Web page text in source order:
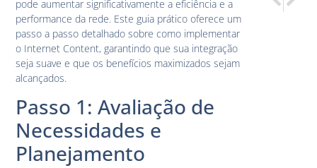
pode aumentar significativamente a eficiência e a
performance da rede. Este guia prático oferece um
passo a passo detalhado sobre como implementar
o Internet Content, garantindo que sua integração
seja suave e que os benefícios maximizados sejam
alcançados.
Passo 1: Avaliação de
Necessidades e
Planejamento
Como o